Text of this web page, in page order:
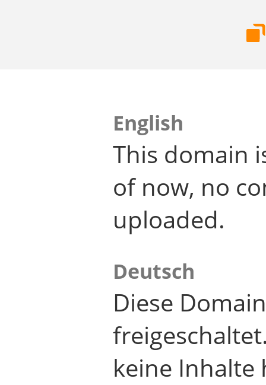
English
This domain
of now, no
uploaded.
Deutsch
Diese
keine Inhalte